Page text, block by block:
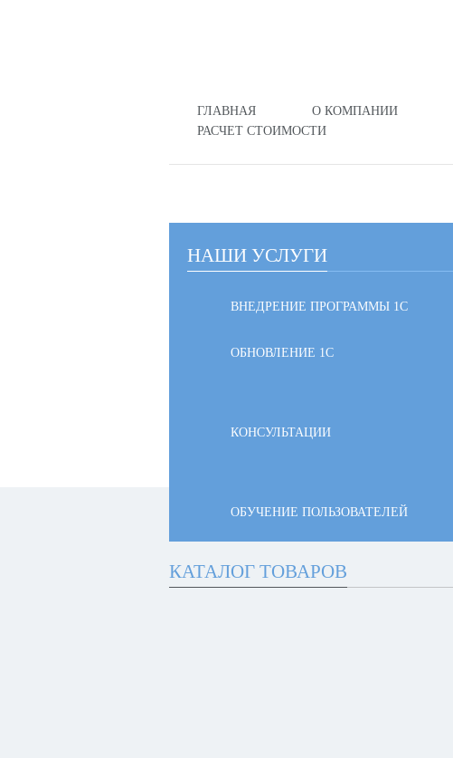
ГЛАВНАЯ О КОМПАНИИ
РАСЧЕТ СТОИМОСТИ
НАШИ УСЛУГИ
ВНЕДРЕНИЕ ПРОГРАММЫ 1С
ОБНОВЛЕНИЕ 1С
КОНСУЛЬТАЦИИ
ОБУЧЕНИЕ ПОЛЬЗОВАТЕЛЕЙ
КАТАЛОГ ТОВАРОВ